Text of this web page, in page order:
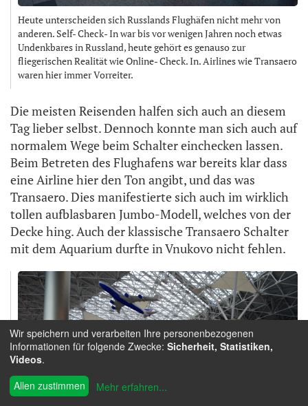
Heute unterscheiden sich Russlands Flughäfen nicht mehr von
anderen. Self- Check- In war bis vor wenigen Jahren noch etwas
Undenkbares in Russland, heute gehört es genauso zur
fliegerischen Realität wie Online- Check. In. Airlines wie Transaero
waren hier immer Vorreiter.
Die meisten Reisenden halfen sich auch an diesem
Tag lieber selbst. Dennoch konnte man sich auch auf
normalem Wege beim Schalter einchecken lassen.
Beim Betreten des Flughafens war bereits klar dass
eine Airline hier den Ton angibt, und das was
Transaero. Dies manifestierte sich auch im wirklich
tollen aufblasbaren Jumbo-Modell, welches von der
Decke hing. Auch der klassische Transaero Schalter
mit dem Aquarium durfte in Vnukovo nicht fehlen.
Wir speichern und verarbeiten Ihre personenbezogenen
Informationen für folgende Zwecke: Sicherheit, Statistiken,
Videos.
Allen zustimmen
Mehr erfahren...